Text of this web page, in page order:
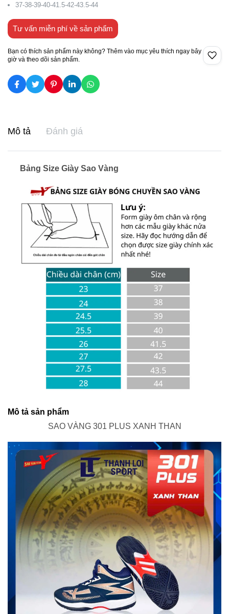
37-38-39-40-41.5-42-43.5-44
Tư vấn miễn phí về sản phẩm
Bạn có thích sản phẩm này không? Thêm vào mục yêu thích ngay bây
giờ và theo dõi sản phẩm.
Mô tả Đánh giá
Bảng Size Giày Sao Vàng
Mô tả sản phẩm
SAO VÀNG 301 PLUS XANH THAN